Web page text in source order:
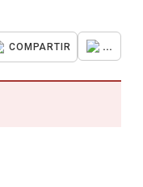
COMPARTIR ...